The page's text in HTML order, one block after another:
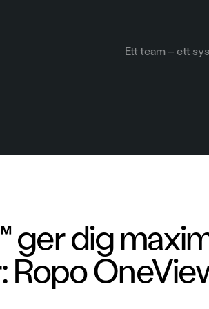
Ett team – ett
ger dig